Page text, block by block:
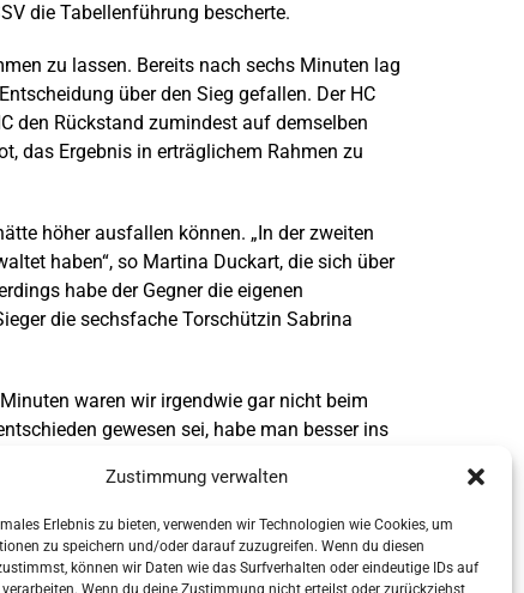
Zustimmung verwalten
Erlebnis zu bieten, verwenden wir Technologien wie Cookies, um
zu speichern und/oder darauf zuzugreifen. Wenn du diesen
können wir Daten wie das Surfverhalten oder eindeutige IDs auf
Wenn du deine Zustimmung nicht erteilst oder zurückziehst,
die Tabellenführung bescherte.
zu lassen. Bereits nach sechs Minuten lag
über den Sieg gefallen. Der HC
den Rückstand zumindest auf demselben
das Ergebnis in erträglichem Rahmen zu
höher ausfallen können. „In der zweiten
haben“, so Martina Duckart, die sich über
habe der Gegner die eigenen
die sechsfache Torschützin Sabrina
waren wir irgendwie gar nicht beim
gewesen sei, habe man besser ins
„Und das geht nur mit hartem
wird“.
Ickler (1).